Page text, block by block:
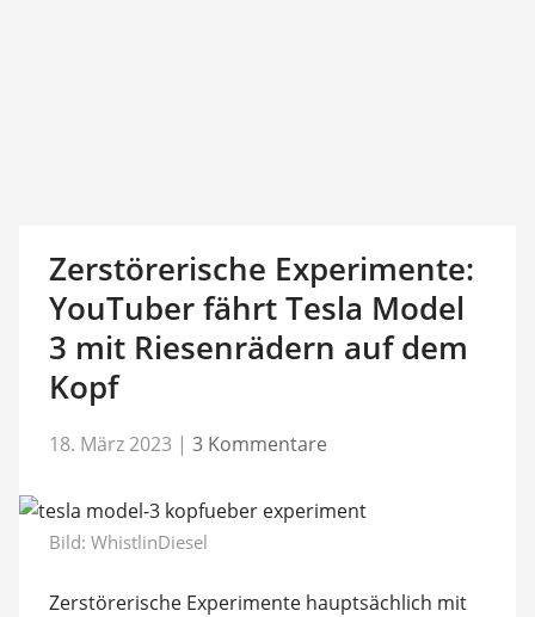
Zerstörerische Experimente:
YouTuber fährt Tesla Model
3 mit Riesenrädern auf dem
Kopf
18. März 2023 | 3 Kommentare
Bild: WhistlinDiesel
Zerstörerische Experimente hauptsächlich mit